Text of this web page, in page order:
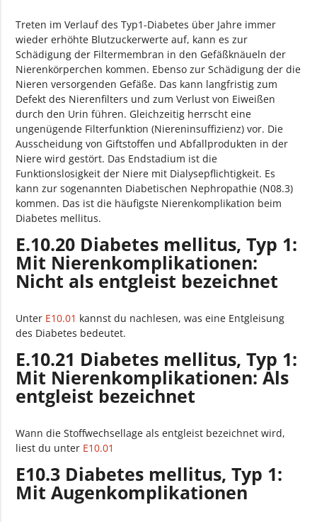
Treten im Verlauf des Typ1-Diabetes über Jahre immer
wieder erhöhte Blutzuckerwerte auf, kann es zur
Schädigung der Filtermembran in den Gefäßknäueln der
Nierenkörperchen kommen. Ebenso zur Schädigung der die
Nieren versorgenden Gefäße. Das kann langfristig zum
Defekt des Nierenfilters und zum Verlust von Eiweißen
durch den Urin führen. Gleichzeitig herrscht eine
ungenügende Filterfunktion (Niereninsuffizienz) vor. Die
Ausscheidung von Giftstoffen und Abfallprodukten in der
Niere wird gestört. Das Endstadium ist die
Funktionslosigkeit der Niere mit Dialysepflichtigkeit. Es
kann zur sogenannten Diabetischen Nephropathie (N08.3)
kommen. Das ist die häufigste Nierenkomplikation beim
Diabetes mellitus.
E.10.20 Diabetes mellitus, Typ 1:
Mit Nierenkomplikationen:
Nicht als entgleist bezeichnet
Unter E10.01 kannst du nachlesen, was eine Entgleisung
des Diabetes bedeutet.
E.10.21 Diabetes mellitus, Typ 1:
Mit Nierenkomplikationen: Als
entgleist bezeichnet
Wann die Stoffwechsellage als entgleist bezeichnet wird,
liest du unter E10.01
E10.3 Diabetes mellitus, Typ 1:
Mit Augenkomplikationen